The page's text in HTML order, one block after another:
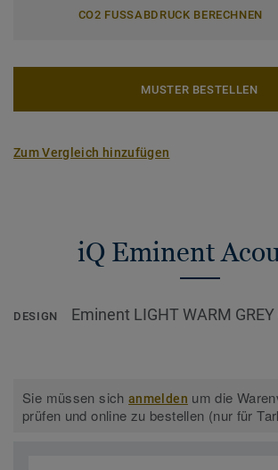
CO2 FUSSABDRUCK BERECHNEN
MUSTER BESTELLEN
Zum Vergleich hinzufügen
iQ Eminent
DESIGN Eminent LIGHT WARM
Sie müssen sichanmelden um die
prüfen und online zu bestellen (nur für